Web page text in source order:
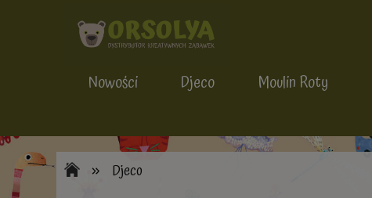
Nowości Djeco Moulin Roty
» Djeco